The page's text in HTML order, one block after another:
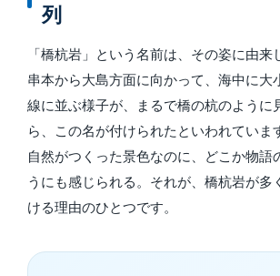
列
「橋杭岩」という名前は、その姿に由来
串本から大島方面に向かって、海中に大
線に並ぶ様子が、まるで橋の杭のように
ら、この名が付けられたといわれていま
自然がつくった景色なのに、どこか物語
うにも感じられる。それが、橋杭岩が多
ける理由のひとつです。